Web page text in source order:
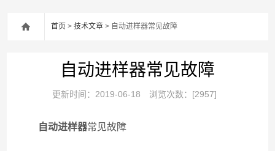
首页 >技术文章 > 自动进样器常见故障
自动进样器常见故障
更新时间：2019-06-18 浏览次数：[2957]
自动进样器常见故障